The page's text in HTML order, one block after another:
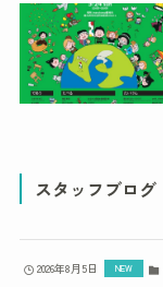
スタッフブログ
2026年8月5日